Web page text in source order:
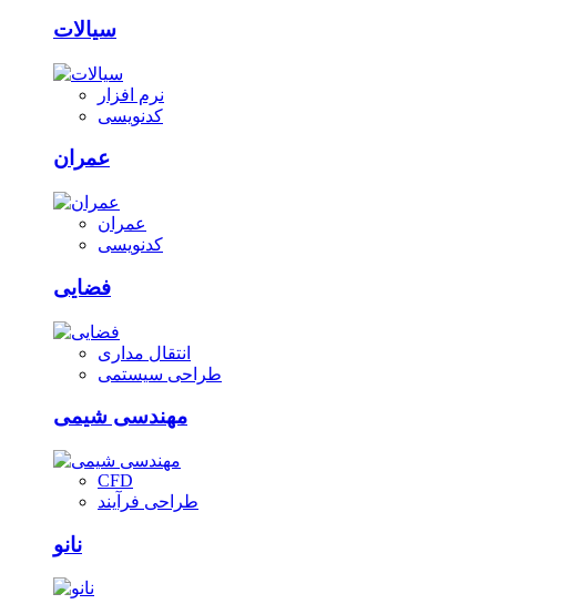
سیالات
نرم افزار
کدنویسی
عمران
عمران
کدنویسی
فضایی
انتقال مداری
طراحی سیستمی
مهندسی شیمی
CFD
طراحی فرآیند
نانو